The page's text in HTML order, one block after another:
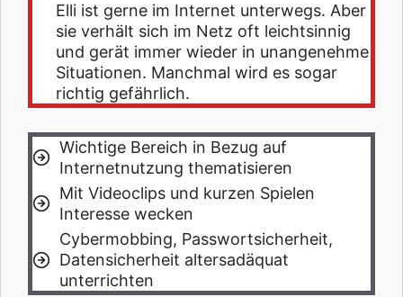
Elli ist gerne im Internet unterwegs. Aber
sie verhält sich im Netz oft leichtsinnig
und gerät immer wieder in unangenehme
Situationen. Manchmal wird es sogar
richtig gefährlich.
Wichtige Bereich in Bezug auf
Internetnutzung thematisieren
Mit Videoclips und kurzen Spielen
Interesse wecken
Cybermobbing, Passwortsicherheit,
Datensicherheit altersadäquat
unterrichten